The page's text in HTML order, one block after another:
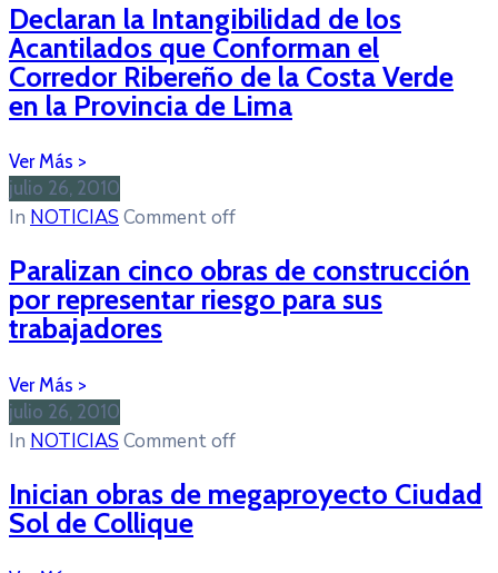
Declaran la Intangibilidad de los
Acantilados que Conforman el
Corredor Ribereño de la Costa Verde
en la Provincia de Lima
julio 26, 2010
In NOTICIAS Comment off
Paralizan cinco obras de construcción
por representar riesgo para sus
trabajadores
julio 26, 2010
In NOTICIAS Comment off
Inician obras de megaproyecto Ciudad
Sol de Collique